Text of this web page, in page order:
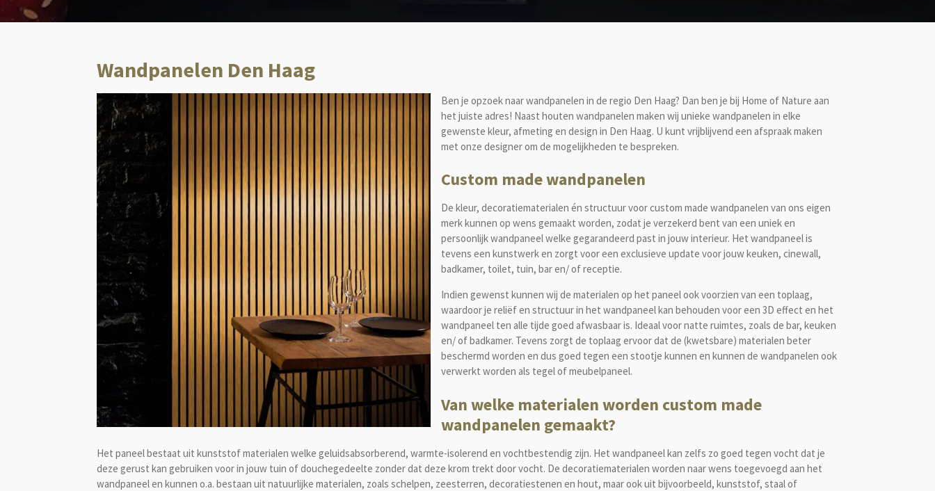
Wandpanelen Den Haag
Ben je opzoek naar wandpanelen in de regio Den Haag? Dan ben je bij Home of Nature aan
het juiste adres! Naast houten wandpanelen maken wij unieke wandpanelen in elke
gewenste kleur, afmeting en design in Den Haag. U kunt vrijblijvend een afspraak maken
met onze designer om de mogelijkheden te bespreken.
Custom made wandpanelen
De kleur, decoratiematerialen én structuur voor custom made wandpanelen van ons eigen
merk kunnen op wens gemaakt worden, zodat je verzekerd bent van een uniek en
persoonlijk wandpaneel welke gegarandeerd past in jouw interieur. Het wandpaneel is
tevens een kunstwerk en zorgt voor een exclusieve update voor jouw keuken, cinewall,
badkamer, toilet, tuin, bar en/ of receptie.
Indien gewenst kunnen wij de materialen op het paneel ook voorzien van een toplaag,
waardoor je reliëf en structuur in het wandpaneel kan behouden voor een 3D effect en het
wandpaneel ten alle tijde goed afwasbaar is. Ideaal voor natte ruimtes, zoals de bar, keuken
en/ of badkamer. Tevens zorgt de toplaag ervoor dat de (kwetsbare) materialen beter
beschermd worden en dus goed tegen een stootje kunnen en kunnen de wandpanelen ook
verwerkt worden als tegel of meubelpaneel.
Van welke materialen worden custom made
wandpanelen gemaakt?
Het paneel bestaat uit kunststof materialen welke geluidsabsorberend, warmte-isolerend en vochtbestendig zijn. Het wandpaneel kan zelfs zo goed tegen vocht dat je
deze gerust kan gebruiken voor in jouw tuin of douchegedeelte zonder dat deze krom trekt door vocht. De decoratiematerialen worden naar wens toegevoegd aan het
wandpaneel en kunnen o.a. bestaan uit natuurlijke materialen, zoals schelpen, zeesterren, decoratiestenen en hout, maar ook uit bijvoorbeeld, kunststof, staal of